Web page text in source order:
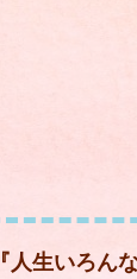
『人生いろん